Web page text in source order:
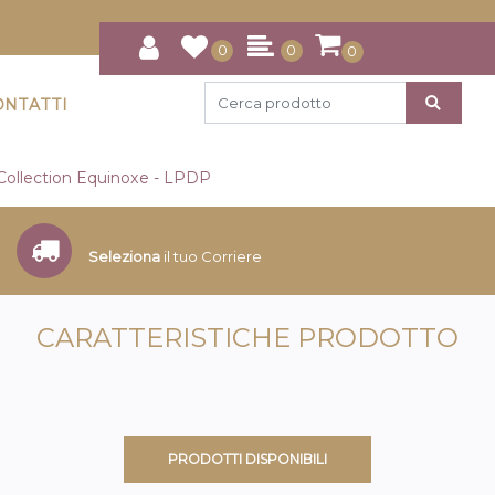
0 0 0
Equinoxe - LPDP
Seleziona il tuo Corriere
CARATTERISTICHE PRODOTTO
PRODOTTI DISPONIBILI